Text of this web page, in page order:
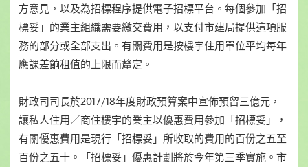
方意見，以及為招標程序提供電子招標平台。每個參加「招
標妥」的業主組織需要繳交費用，以支付市建局提供這項服
務的部分或全部支出。有關費用是按樓宇住用單位平均每年
應課差餉租值的上限而釐定。
財政司司長於2017/18年度財政預算案中宣佈預留三億元，
讓私人住用／商住樓宇的業主以優惠費用參加「招標妥」，
有關優惠費用是現行「招標妥」所收取的費用的百份之五至
百份之五十。「招標妥」優惠計劃將於今年第三季實施。市